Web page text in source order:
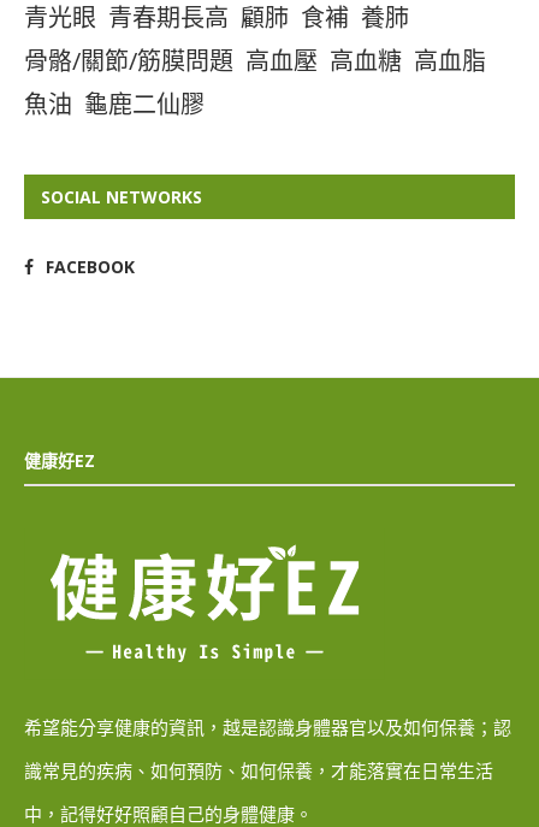
青光眼 青春期長高 顧肺 食補 養肺
骨骼/關節/筋膜問題 高血壓 高血糖 高血脂
魚油 龜鹿二仙膠
SOCIAL NETWORKS
FACEBOOK
健康好EZ
希望能分享健康的資訊，越是認識身體器官以及如何保養；認
識常見的疾病、如何預防、如何保養，才能落實在日常生活
中，記得好好照顧自己的身體健康。